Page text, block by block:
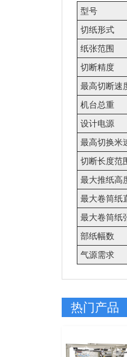
型号
切纸形式
纸张范围
切断精度
最高切断速
机台总重
设计电源
最高切换米
切断长度范
最大推纸高
最大卷筒纸
最大卷筒纸
部纸幅数
气源需求
热门产品